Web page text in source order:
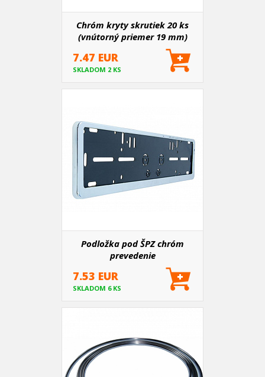
Chróm kryty skrutiek 20 ks
(vnútorný priemer 19 mm)
7.47 EUR
SKLADOM 2 KS
Podložka pod ŠPZ chróm
prevedenie
7.53 EUR
SKLADOM 6 KS